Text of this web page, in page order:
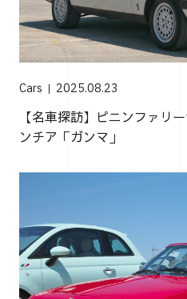
Cars 2025.08.23
【名車探訪】ピニンファリ
ンチア「ガンマ」